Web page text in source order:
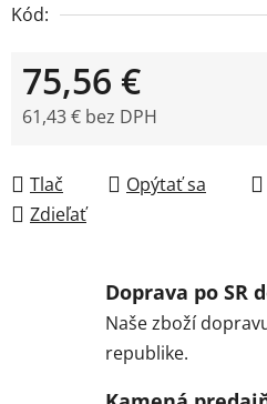
Kód:
75,56 €
61,43 € bez DPH
Tlač
Opýtať sa
Zdieľať
Doprava po SR
Naše zboží
republike.